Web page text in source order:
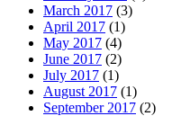
March 2017 (3)
April 2017 (1)
May 2017 (4)
June 2017 (2)
July 2017 (1)
August 2017 (1)
September 2017 (2)